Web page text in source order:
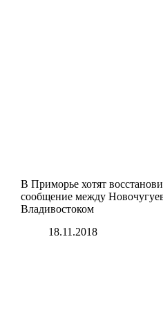
В Приморье хотят
сообщение между
Владивостоком
18.11.2018